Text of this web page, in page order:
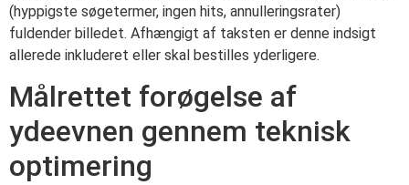
(hyppigste søgetermer, ingen hits, annulleringsrater)
fuldender billedet. Afhængigt af taksten er denne indsigt
allerede inkluderet eller skal bestilles yderligere.
Målrettet forøgelse af
ydeevnen gennem teknisk
optimering